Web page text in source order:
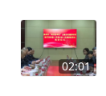
02:01